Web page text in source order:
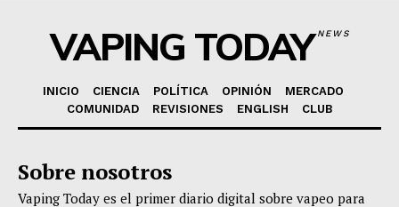
VAPING TODAYNEWS
INICIO CIENCIA POLÍTICA OPINIÓN
MERCADO
COMUNIDAD
REVISIONES ENGLISH CLUB
Sobre nosotros
Vaping Today es el primer diario digital sobre vapeo para